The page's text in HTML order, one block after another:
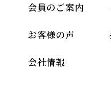
会員のご案内
お客様の声
会社情報